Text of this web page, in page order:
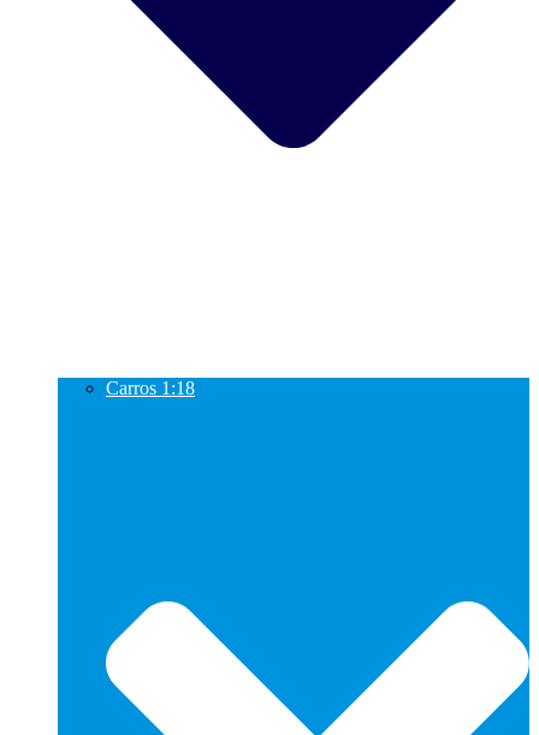
Carros 1:18